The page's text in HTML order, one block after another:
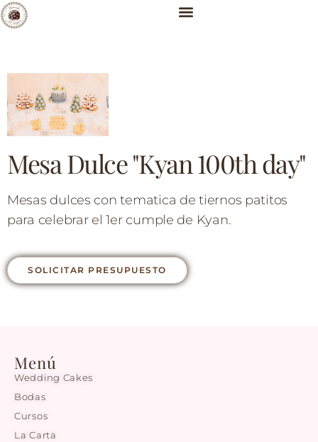
Mesa Dulce "Kyan 100th day"
Mesas dulces con tematica de tiernos patitos
para celebrar el 1er cumple de Kyan.
SOLICITAR PRESUPUESTO
Menú
Wedding Cakes
Bodas
Cursos
La Carta